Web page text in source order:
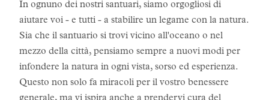
In ognuno dei nostri santuari, siamo orgogliosi di
aiutare voi - e tutti - a stabilire un legame con la natura.
Sia che il santuario si trovi vicino all'oceano o nel
mezzo della città, pensiamo sempre a nuovi modi per
infondere la natura in ogni vista, sorso ed esperienza.
Questo non solo fa miracoli per il vostro benessere